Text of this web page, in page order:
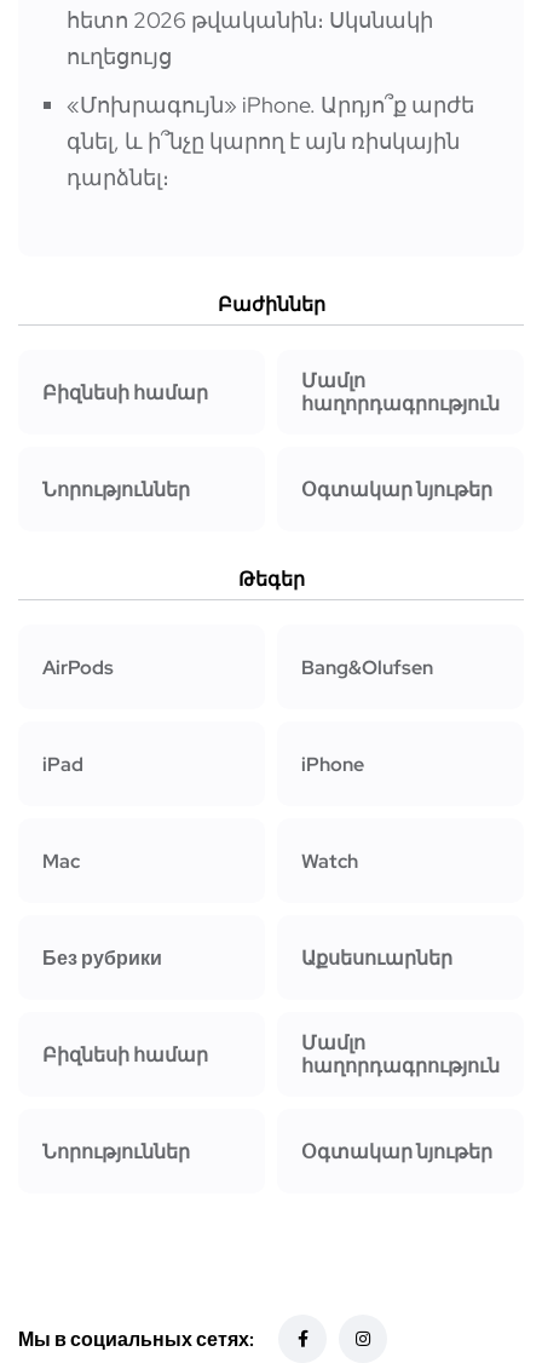
հետո 2026 թվականին։ Սկսնակի
ուղեցույց
«Մոխրագույն» iPhone. Արդյո՞ք արժե
գնել, և ի՞նչը կարող է այն ռիսկային
դարձնել։
Բաժիններ
Բիզնեսի համար
Մամլո
հաղորդագրություն
Նորություններ Օգտակար նյութեր
Թեգեր
AirPods Bang&Olufsen
iPad iPhone
Mac Watch
Без рубрики Աքսեսուարներ
Բիզնեսի համար
Մամլո
հաղորդագրություն
Նորություններ Օգտակար նյութեր
Мы в социальных сетях: